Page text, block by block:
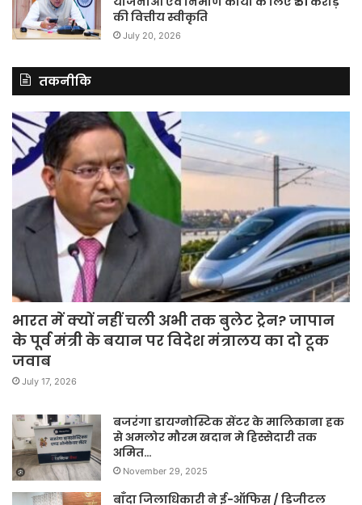
की वित्तीय स्वीकृति
July 20, 2026
तकनीकि
भारत में क्यों नहीं चली अभी तक बुलेट ट्रेन? जापान
के पूर्व मंत्री के बयान पर विदेश मंत्रालय का दो टूक
जवाब
July 17, 2026
बजरंगा डायग्नोस्टिक सेंटर के मालिकाना हक
से अमलोर मौरम खदान मे हिस्सेदारी तक
अमित…
November 29, 2025
बाँदा जिलाधिकारी ने ई-ऑफिस / डिजीटल